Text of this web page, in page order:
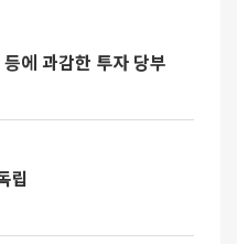
에 과감한 투자 당부
립